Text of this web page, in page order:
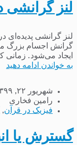
لنز گرانشی
لنز گرانشی پدیده‌ای
گرانش اجسام بزرگ
ایجاد می‌شود. زمانی
به خواندن ادامه دهید
شهریور ۲۲, ۱۳۹۹
رامین فخاری
فیزیک در قرآن,
گسترش یا